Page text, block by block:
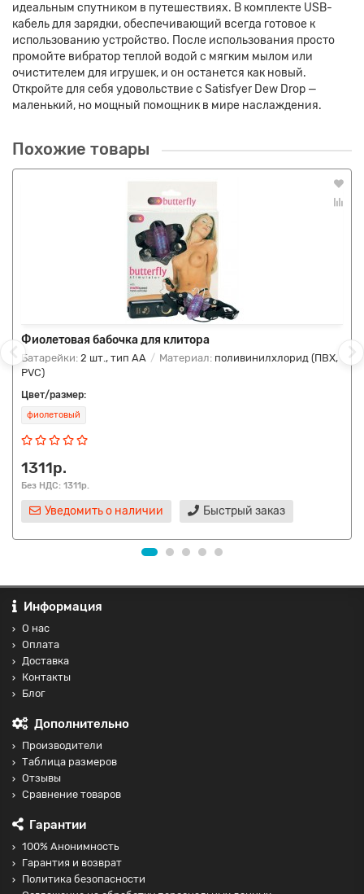
идеальным спутником в путешествиях. В комплекте USB-
кабель для зарядки, обеспечивающий всегда готовое к
использованию устройство. После использования просто
промойте вибратор теплой водой с мягким мылом или
очистителем для игрушек, и он останется как новый.
Откройте для себя удовольствие с Satisfyer Dew Drop —
маленький, но мощный помощник в мире наслаждения.
Похожие товары
Фиолетовая бабочка для клитора
Батарейки: 2 шт., тип AA Материал: поливинилхлорид (ПВХ,
PVC)
Цвет/размер:
фиолетовый
1311р.
Без НДС: 1311р.
Уведомить о наличии Быстрый заказ
Информация
О нас
Оплата
Доставка
Контакты
Блог
Дополнительно
Производители
Таблица размеров
Отзывы
Сравнение товаров
Гарантии
100% Анонимность
Гарантия и возврат
Политика безопасности